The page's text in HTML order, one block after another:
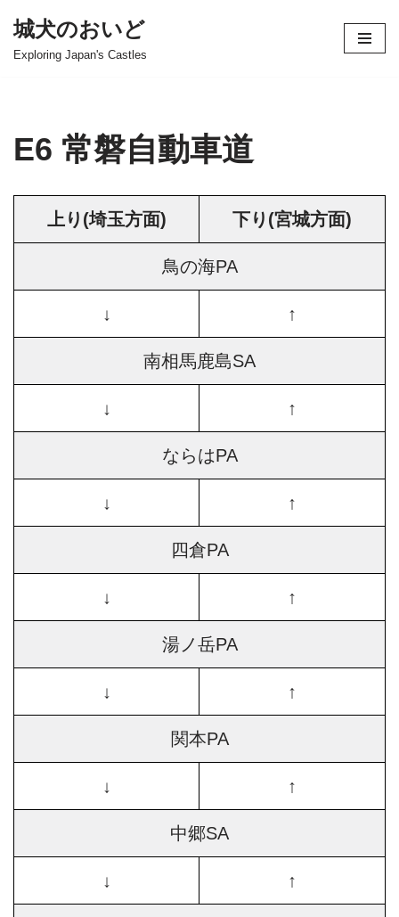
コ
へ
キ
プ
城犬のおいど
Exploring Japan's Castles
E6 常磐自動車道
上り(埼玉方面) 下り(宮城方面)
鳥の海PA
↓ ↑
南相馬鹿島SA
↓ ↑
ならはPA
↓ ↑
四倉PA
↓ ↑
湯ノ岳PA
↓ ↑
関本PA
↓ ↑
中郷SA
↓ ↑